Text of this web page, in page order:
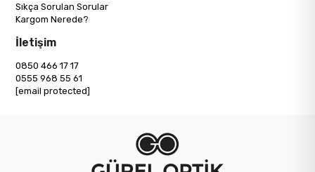
Sıkça Sorulan Sorular
Kargom Nerede?
İletişim
0850 466 17 17
0555 968 55 61
[email protected]